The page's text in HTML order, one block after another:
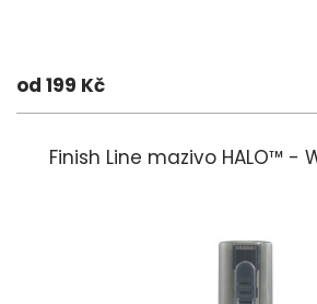
od 199 Kč
Finish Line mazivo HALO™ -